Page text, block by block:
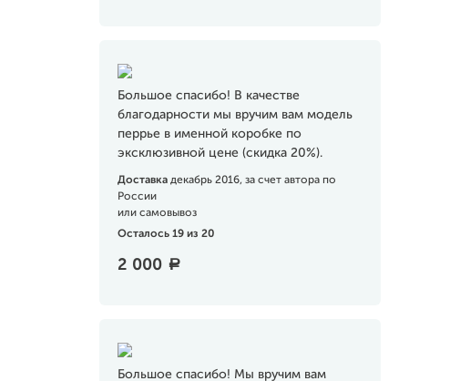
Большое спасибо! В качестве
благодарности мы вручим вам модель
перрье в именной коробке по
эксклюзивной цене (скидка 20%).
Доставка декабрь 2016, за счет автора по
России
или самовывоз
Осталось 19 из 20
2 000 a
Большое спасибо! Мы вручим вам